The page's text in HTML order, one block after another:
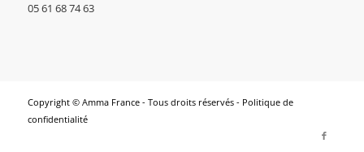
05 61 68 74 63
Copyright © Amma France - Tous droits réservés - Politique de
confidentialité